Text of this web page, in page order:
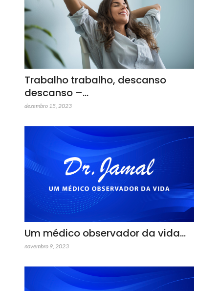
Trabalho trabalho, descanso
descanso –…
dezembro 15, 2023
Um médico observador da vida…
novembro 9, 2023